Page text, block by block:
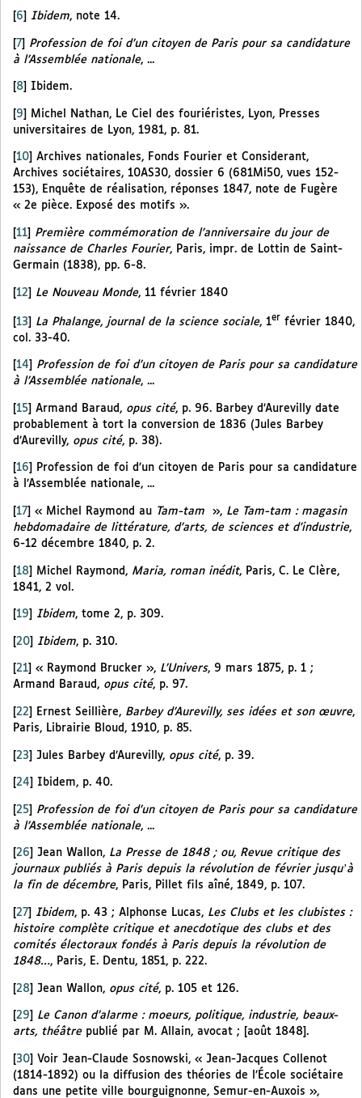
6 Ibidem, note 14.
[7] Profession de foi d’un citoyen de Paris pour sa candidature
à l’Assemblée nationale, ...
8 Ibidem.
[9] Michel Nathan, Le Ciel des fouriéristes, Lyon, Presses
universitaires de Lyon, 1981, p. 81.
10
Archives nationales, Fonds Fourier et Considerant,
Archives sociétaires, 10AS30, dossier 6 (681Mi50, vues 152-
153), Enquête de réalisation, réponses 1847, note de Fugère
« 2e pièce. Exposé des motifs ».
11
Première commémoration de l’anniversaire du jour de
naissance de Charles Fourier, Paris, impr. de Lottin de Saint-
Germain (1838), pp. 6-8.
[12] Le Nouveau Monde, 11 février 1840
[13] La Phalange, journal de la science sociale, 1er février 1840,
col. 33-40.
14
Profession de foi d’un citoyen de Paris pour sa candidature
à l’Assemblée nationale, ...
[15] Armand Baraud, opus cité, p. 96. Barbey d’Aurevilly date
probablement à tort la conversion de 1836 (Jules Barbey
d’Aurevilly, opus cité, p. 38).
16
Profession de foi d’un citoyen de Paris pour sa candidature
à l’Assemblée nationale, ...
17 « Michel Raymond au Tam-tam », Le Tam-tam : magasin
hebdomadaire de littérature, d’arts, de sciences et d’industrie,
6-12 décembre 1840, p. 2.
[18] Michel Raymond, Maria, roman inédit, Paris, C. Le Clère,
1841, 2 vol.
19 Ibidem, tome 2, p. 309.
[20] Ibidem, p. 310.
21 « Raymond Brucker », L’Univers, 9 mars 1875, p. 1 ;
Armand Baraud, opus cité, p. 97.
22 Ernest Seillière, Barbey d’Aurevilly, ses idées et son œuvre,
Paris, Librairie Bloud, 1910, p. 85.
[23] Jules Barbey d’Aurevilly, opus cité, p. 39.
24 Ibidem, p. 40.
[25] Profession de foi d’un citoyen de Paris pour sa candidature
à l’Assemblée nationale, ...
26 Jean Wallon, La Presse de 1848 ; ou, Revue critique des
journaux publiés à Paris depuis la révolution de février jusquʼà
la fin de décembre, Paris, Pillet fils aîné, 1849, p. 107.
27 Ibidem, p. 43 ; Alphonse Lucas, Les Clubs et les clubistes :
histoire complète critique et anecdotique des clubs et des
comités électoraux fondés à Paris depuis la révolution de
1848…, Paris, E. Dentu, 1851, p. 222.
[28] Jean Wallon, opus cité, p. 105 et 126.
29
Le Canon d’alarme : moeurs, politique, industrie, beaux-
arts, théâtrepublié par M. Allain, avocat ; [août 1848].
[30] Voir Jean-Claude Sosnowski, « Jean-Jacques Collenot
(1814-1892) ou la diffusion des théories de l’École sociétaire
dans une petite ville bourguignonne, Semur-en-Auxois »,